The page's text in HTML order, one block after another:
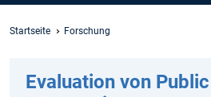
Startseite Forschung
Evaluation von